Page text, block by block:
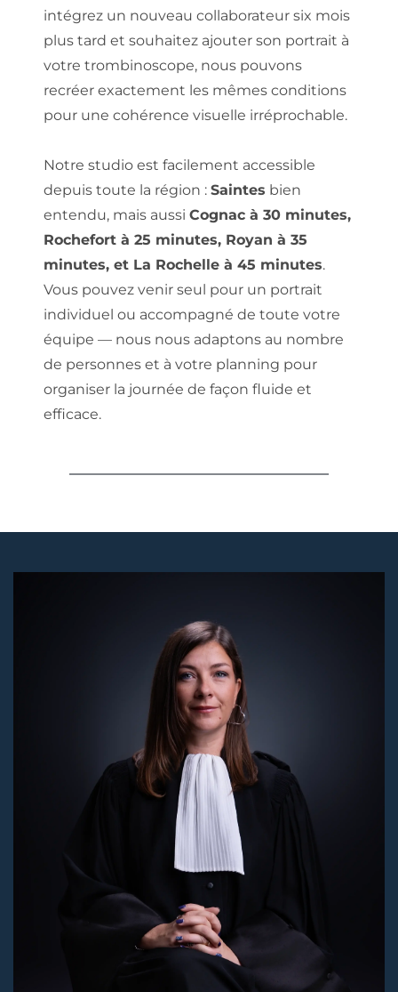
intégrez un nouveau collaborateur six mois
plus tard et souhaitez ajouter son portrait à
votre trombinoscope, nous pouvons
recréer exactement les mêmes conditions
pour une cohérence visuelle irréprochable.
Notre studio est facilement accessible
depuis toute la région : Saintes bien
entendu, mais aussi Cognac à 30 minutes,
Rochefort à 25 minutes, Royan à 35
minutes, et La Rochelle à 45 minutes.
Vous pouvez venir seul pour un portrait
individuel ou accompagné de toute votre
équipe — nous nous adaptons au nombre
de personnes et à votre planning pour
organiser la journée de façon fluide et
efficace.